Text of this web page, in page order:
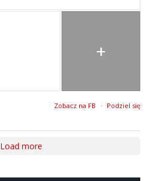
+
Zobacz na FB · Podziel się
Load more